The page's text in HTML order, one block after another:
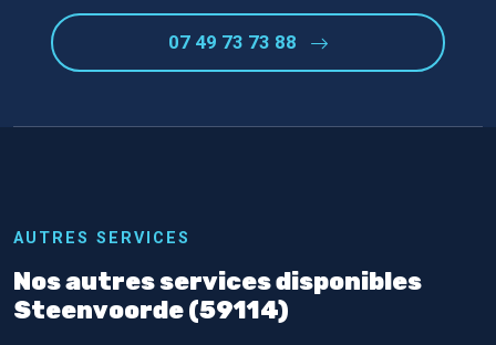
07 49 73 73 88
AUTRES SERVICES
Nos autres services disponibles
Steenvoorde (59114)